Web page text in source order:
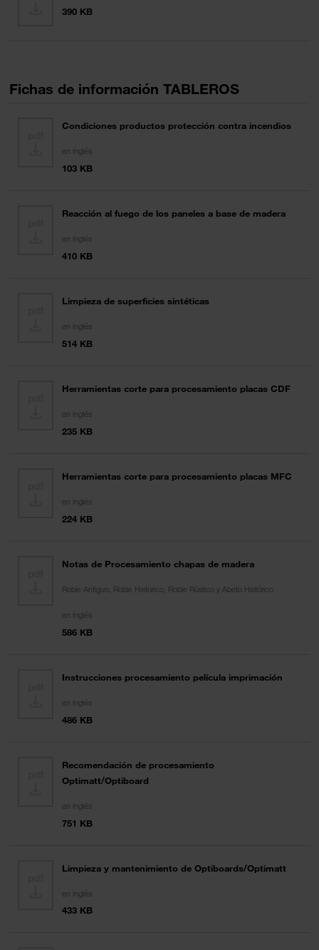
390 KB
Fichas de información TABLEROS
Condiciones productos protección contra incendios
en inglés
103 KB
Reacción al fuego de los paneles a base de madera
en inglés
410 KB
Limpieza de superficies sintéticas
en inglés
514 KB
Herramientas corte para procesamiento placas CDF
en inglés
235 KB
Herramientas corte para procesamiento placas MFC
en inglés
224 KB
Notas de Procesamiento chapas de madera
Roble Antiguo, Roble Historico, Roble Rústico y Abeto Histórico
en inglés
586 KB
Instrucciones procesamiento película imprimación
en inglés
486 KB
Recomendación de procesamiento
Optimatt/Optiboard
en inglés
751 KB
Limpieza y mantenimiento de Optiboards/Optimatt
en inglés
433 KB